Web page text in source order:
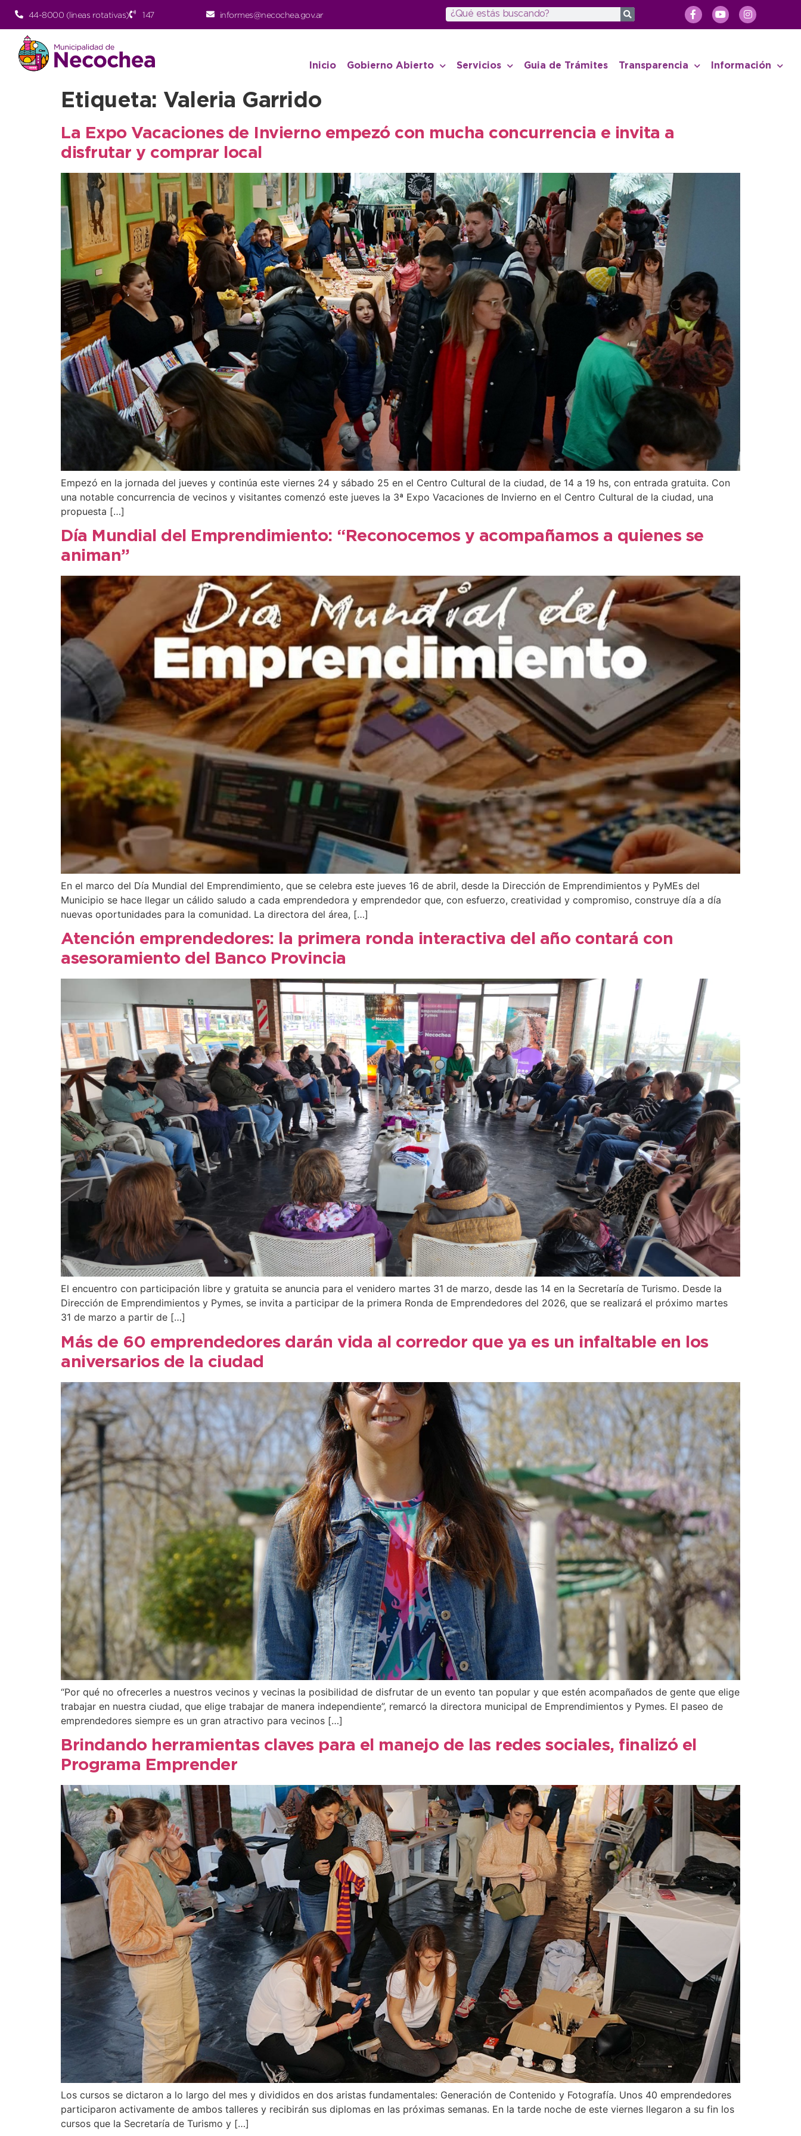
44-8000 (lineas rotativas) 147 informes@necochea.gov.ar
Inicio Gobierno Abierto Servicios Guia de Trámites Transparencia Información
Etiqueta: Valeria Garrido
La Expo Vacaciones de Invierno empezó con mucha concurrencia e invita a
disfrutar y comprar local
Empezó en la jornada del jueves y continúa este viernes 24 y sábado 25 en el Centro Cultural de la ciudad, de 14 a 19 hs, con entrada gratuita. Con
una notable concurrencia de vecinos y visitantes comenzó este jueves la 3ª Expo Vacaciones de Invierno en el Centro Cultural de la ciudad, una
propuesta […]
Día Mundial del Emprendimiento: “Reconocemos y acompañamos a quienes se
animan”
En el marco del Día Mundial del Emprendimiento, que se celebra este jueves 16 de abril, desde la Dirección de Emprendimientos y PyMEs del
Municipio se hace llegar un cálido saludo a cada emprendedora y emprendedor que, con esfuerzo, creatividad y compromiso, construye día a día
nuevas oportunidades para la comunidad. La directora del área, […]
Atención emprendedores: la primera ronda interactiva del año contará con
asesoramiento del Banco Provincia
El encuentro con participación libre y gratuita se anuncia para el venidero martes 31 de marzo, desde las 14 en la Secretaría de Turismo. Desde la
Dirección de Emprendimientos y Pymes, se invita a participar de la primera Ronda de Emprendedores del 2026, que se realizará el próximo martes
31 de marzo a partir de […]
Más de 60 emprendedores darán vida al corredor que ya es un infaltable en los
aniversarios de la ciudad
“Por qué no ofrecerles a nuestros vecinos y vecinas la posibilidad de disfrutar de un evento tan popular y que estén acompañados de gente que elige
trabajar en nuestra ciudad, que elige trabajar de manera independiente”, remarcó la directora municipal de Emprendimientos y Pymes. El paseo de
emprendedores siempre es un gran atractivo para vecinos […]
Brindando herramientas claves para el manejo de las redes sociales, finalizó el
Programa Emprender
Los cursos se dictaron a lo largo del mes y divididos en dos aristas fundamentales: Generación de Contenido y Fotografía. Unos 40 emprendedores
participaron activamente de ambos talleres y recibirán sus diplomas en las próximas semanas. En la tarde noche de este viernes llegaron a su fin los
cursos que la Secretaría de Turismo y […]